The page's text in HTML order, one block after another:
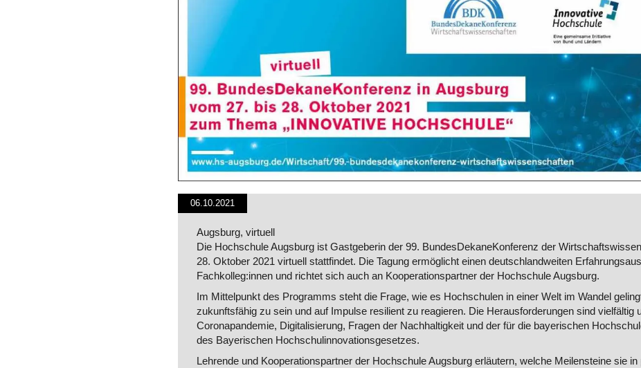
06.10.2021
Augsburg, virtuell
Die Hochschule Augsburg ist Gastgeberin der 99. BundesDekaneKonferenz der
28. Oktober 2021 virtuell stattfindet. Die Tagung ermöglicht einen deutschlandweiten
Fachkolleg:innen und richtet sich auch an Kooperationspartner der Hochschule Augsburg.
Im Mittelpunkt des Programms steht die Frage, wie es Hochschulen in einer Welt im Wandel
zukunftsfähig zu sein und auf Impulse resilient zu reagieren. Die Herausforderungen sind vielfältig
Coronapandemie, Digitalisierung, Fragen der Nachhaltigkeit und der für die bayerischen
des Bayerischen Hochschulinnovationsgesetzes.
Lehrende und Kooperationspartner der Hochschule Augsburg erläutern, welche Meilensteine sie